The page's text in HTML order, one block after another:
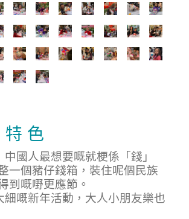
特 色
中國人最想要嘅就梗係「錢」
一個豬仔錢箱，裝住呢個民族
到嘅嘢更應節。
細嘅新年活動，大人小朋友樂也